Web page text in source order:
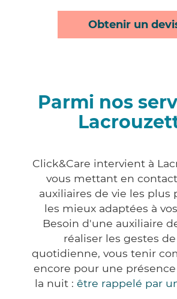
Obtenir un
Parmi nos
Click&Care intervient à
vous mettant en
auxiliaires de vie les plus
les mieux adaptées à
Besoin d'une auxiliaire
réaliser les gestes
quotidienne, vous tenir
encore pour une
la nuit : être rappelé par